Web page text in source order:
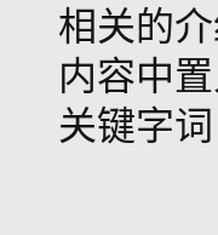
相关的
内容中
关键字